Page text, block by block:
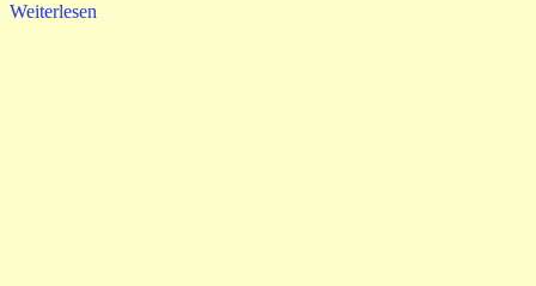
Weiterlesen